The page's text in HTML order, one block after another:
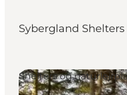
Spis godt
Sov godt
Det sker
Sommerbus
Sybergland
Shelters og